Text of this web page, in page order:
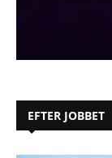
EFTER JOBBET